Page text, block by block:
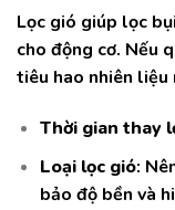
Lọc gió giúp lọc
cho động cơ. Nếu
tiêu hao nhiên liệu
Thời gian thay
Loại lọc gió:
bảo độ bền và